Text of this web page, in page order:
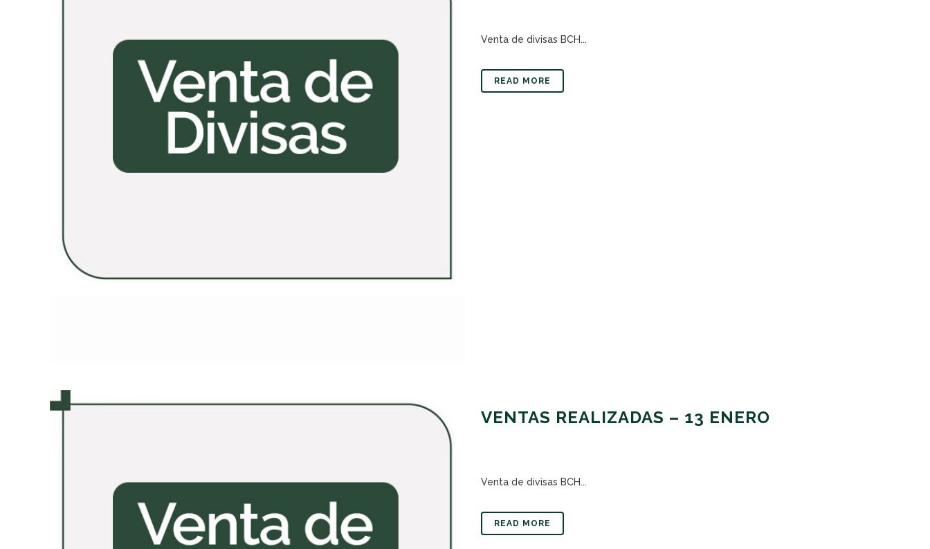
Venta de divisas BCH...
READ MORE
VENTAS REALIZADAS – 13 ENERO
Venta de divisas BCH...
READ MORE